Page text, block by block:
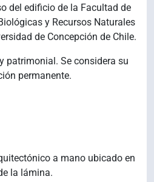
del edificio de la Facultad de
y Recursos Naturales
de Concepción de Chile.
patrimonial. Se considera su
permanente.
a mano ubicado en
la lámina.